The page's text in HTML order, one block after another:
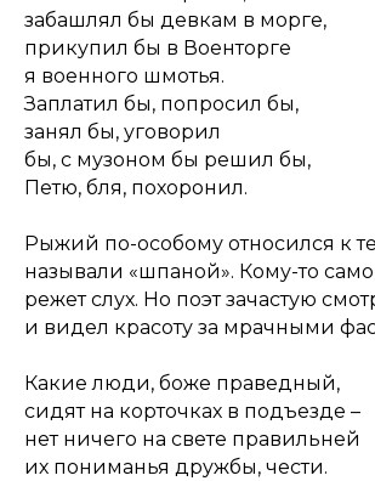
забашлял бы девкам в морге,
прикупил бы в Военторге
я военного шмотья.
Заплатил бы, попросил бы,
занял бы, уговорил
бы, с музоном бы решил бы,
Петю, бля, похоронил.
Рыжий по-особому относился к
называли «шпаной». Кому-то само
режет слух. Но поэт зачастую
и видел красоту за мрачными
Какие люди, боже праведный,
сидят на корточках в подъезде –
нет ничего на свете правильней
их пониманья дружбы, чести.